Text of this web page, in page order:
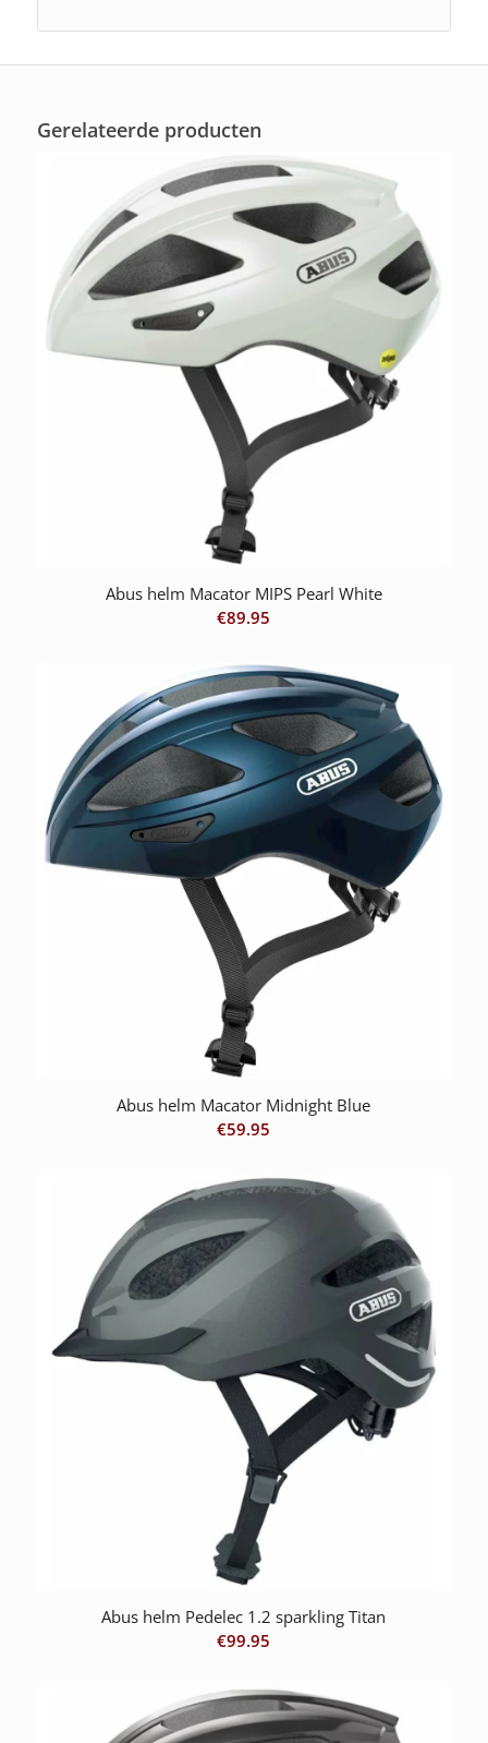
Gerelateerde producten
Abus helm Macator MIPS Pearl White
€89.95
Abus helm Macator Midnight Blue
€59.95
Abus helm Pedelec 1.2 sparkling Titan
€99.95